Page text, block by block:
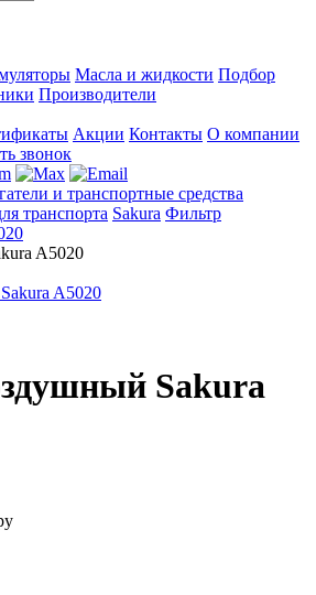
Масла и жидкости Подбор
Производители
Акции Контакты О компании
звонок
и транспортные средства
транспорта Sakura Фильтр
A5020
Sakura